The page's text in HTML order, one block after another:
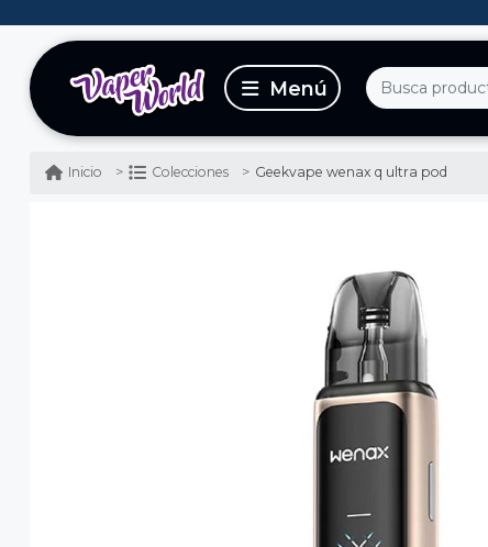
Inicio Colecciones Geekvape wenax q ultra pod